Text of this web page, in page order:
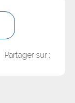
Partager sur :